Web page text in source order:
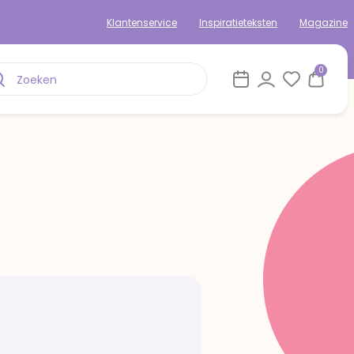
Klantenservice Inspiratieteksten Magazine
0